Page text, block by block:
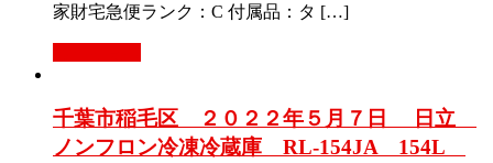
家財宅急便ランク：C 付属品：タ […]
千葉市稲毛区 ２０２２年５月７日 日立
ノンフロン冷凍冷蔵庫 RL-154JA 154L